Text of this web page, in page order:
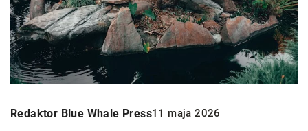
Redaktor Blue Whale Press11 maja 2026